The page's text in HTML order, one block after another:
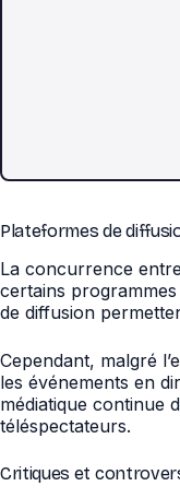
Plateformes de
La concurrence
certains
de diffusion
Cependant, malgré
les événements en
médiatique continue
téléspectateurs.
Critiques et